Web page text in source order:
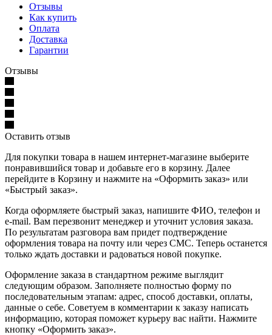
Отзывы
Как купить
Оплата
Доставка
Гарантии
Отзывы
Оставить отзыв
Для покупки товара в нашем интернет-магазине выберите
понравившийся товар и добавьте его в корзину. Далее
перейдите в Корзину и нажмите на «Оформить заказ» или
«Быстрый заказ».
Когда оформляете быстрый заказ, напишите ФИО, телефон и
e-mail. Вам перезвонит менеджер и уточнит условия заказа.
По результатам разговора вам придет подтверждение
оформления товара на почту или через СМС. Теперь останется
только ждать доставки и радоваться новой покупке.
Оформление заказа в стандартном режиме выглядит
следующим образом. Заполняете полностью форму по
последовательным этапам: адрес, способ доставки, оплаты,
данные о себе. Советуем в комментарии к заказу написать
информацию, которая поможет курьеру вас найти. Нажмите
кнопку «Оформить заказ».